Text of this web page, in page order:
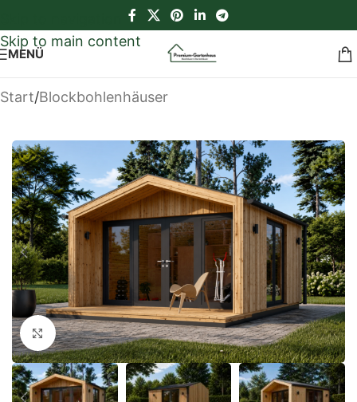
Skip to main content
MENÜ
Start/Blockbohlenhäuser
Klick zum Vergrößern